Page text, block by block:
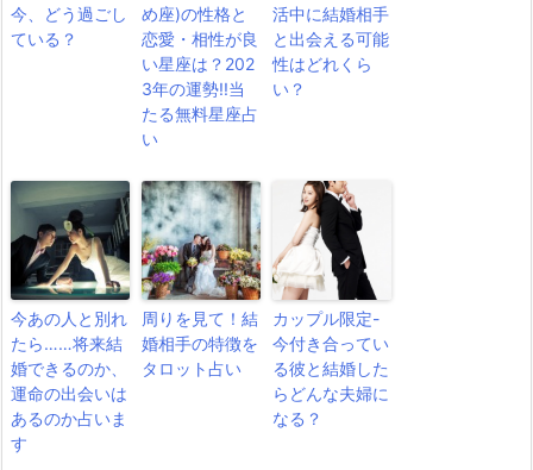
今、どう過ごし
ている？
め座)の性格と
恋愛・相性が良
い星座は？202
3年の運勢!!当
たる無料星座占
い
活中に結婚相手
と出会える可能
性はどれくら
い？
今あの人と別れ
たら……将来結
婚できるのか、
運命の出会いは
あるのか占いま
す
周りを見て！結
婚相手の特徴を
タロット占い
カップル限定-
今付き合ってい
る彼と結婚した
らどんな夫婦に
なる？